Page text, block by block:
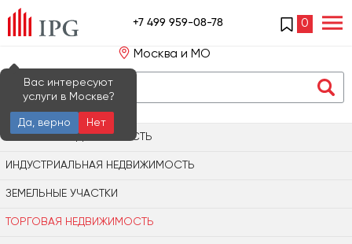
+7 499 959-08-78 0
Москва и МО
Вас интересуют
услуги в Москве?
Да, верно
Нет
ОФИСНАЯ НЕДВИЖИМОСТЬ
ИНДУСТРИАЛЬНАЯ НЕДВИЖИМОСТЬ
ЗЕМЕЛЬНЫЕ УЧАСТКИ
ТОРГОВАЯ НЕДВИЖИМОСТЬ